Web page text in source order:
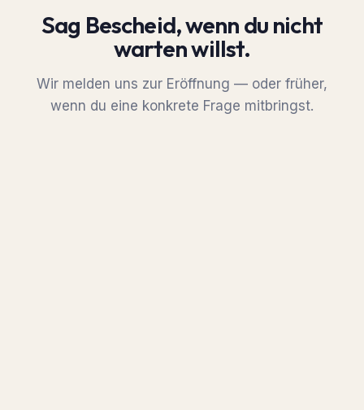
Sag Bescheid, wenn du nicht
warten willst.
Wir melden uns zur Eröffnung — oder früher,
wenn du eine konkrete Frage mitbringst.